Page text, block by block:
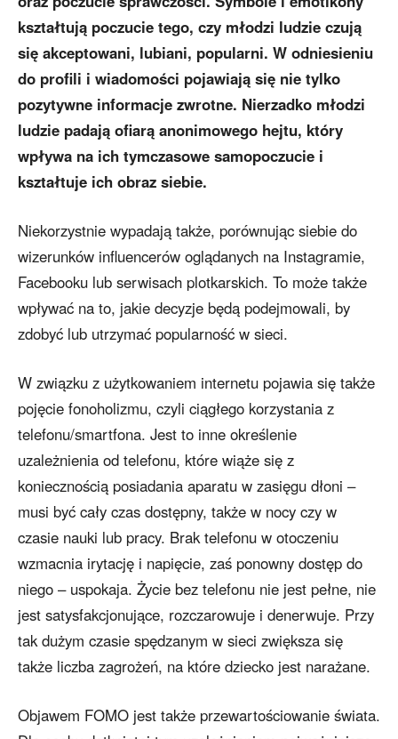
kształtują poczucie tego, czy młodzi ludzie czują
się akceptowani, lubiani, popularni. W odniesieniu
do profili i wiadomości pojawiają się nie tylko
pozytywne informacje zwrotne. Nierzadko młodzi
ludzie padają ofiarą anonimowego hejtu, który
wpływa na ich tymczasowe samopoczucie i
kształtuje ich obraz siebie.
Niekorzystnie wypadają także, porównując siebie do
wizerunków influencerów oglądanych na Instagramie,
Facebooku lub serwisach plotkarskich. To może także
wpływać na to, jakie decyzje będą podejmowali, by
zdobyć lub utrzymać popularność w sieci.
W związku z użytkowaniem internetu pojawia się także
pojęcie fonoholizmu, czyli ciągłego korzystania z
telefonu/smartfona. Jest to inne określenie
uzależnienia od telefonu, które wiąże się z
koniecznością posiadania aparatu w zasięgu dłoni –
musi być cały czas dostępny, także w nocy czy w
czasie nauki lub pracy. Brak telefonu w otoczeniu
wzmacnia irytację i napięcie, zaś ponowny dostęp do
niego – uspokaja. Życie bez telefonu nie jest pełne, nie
jest satysfakcjonujące, rozczarowuje i denerwuje. Przy
tak dużym czasie spędzanym w sieci zwiększa się
także liczba zagrożeń, na które dziecko jest narażane.
Objawem FOMO jest także przewartościowanie świata.